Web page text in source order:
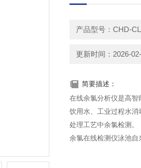
产品型号：CHD-
更新时间：2026-
简要描述：
在线余氯分析仪是高
饮用水、工业过程水
处理工艺中余氯检测。
余氯在线检测仪泳池自